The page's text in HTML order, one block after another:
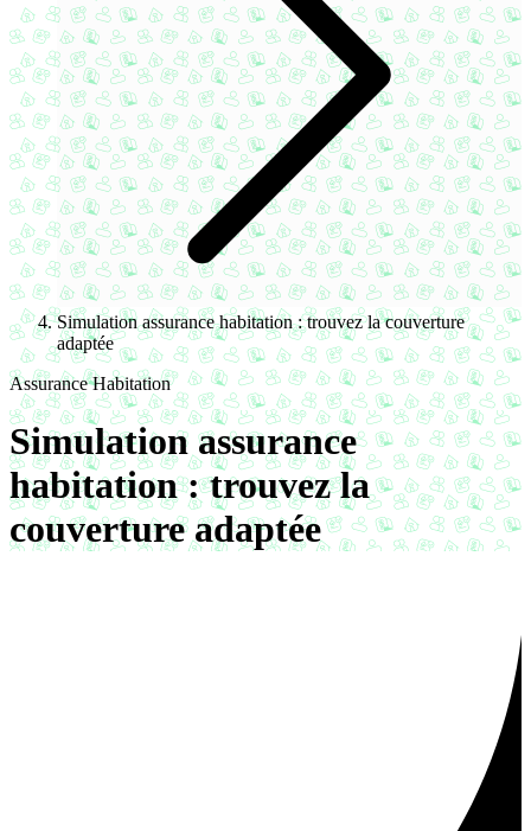
Simulation assurance habitation : trouvez la couverture
adaptée
Assurance Habitation
Simulation assurance
habitation : trouvez la
couverture adaptée